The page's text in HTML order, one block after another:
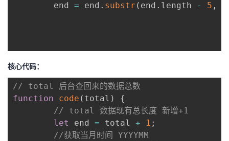
        end
= end . substr ( end . length - 5 ,
核心代码：
// total 后台查回来的数据总数
function
code ( total )
{
// total 数据现有总长度 新增+1
let
end = total + 1 ;
//获取当月时间 YYYYMM